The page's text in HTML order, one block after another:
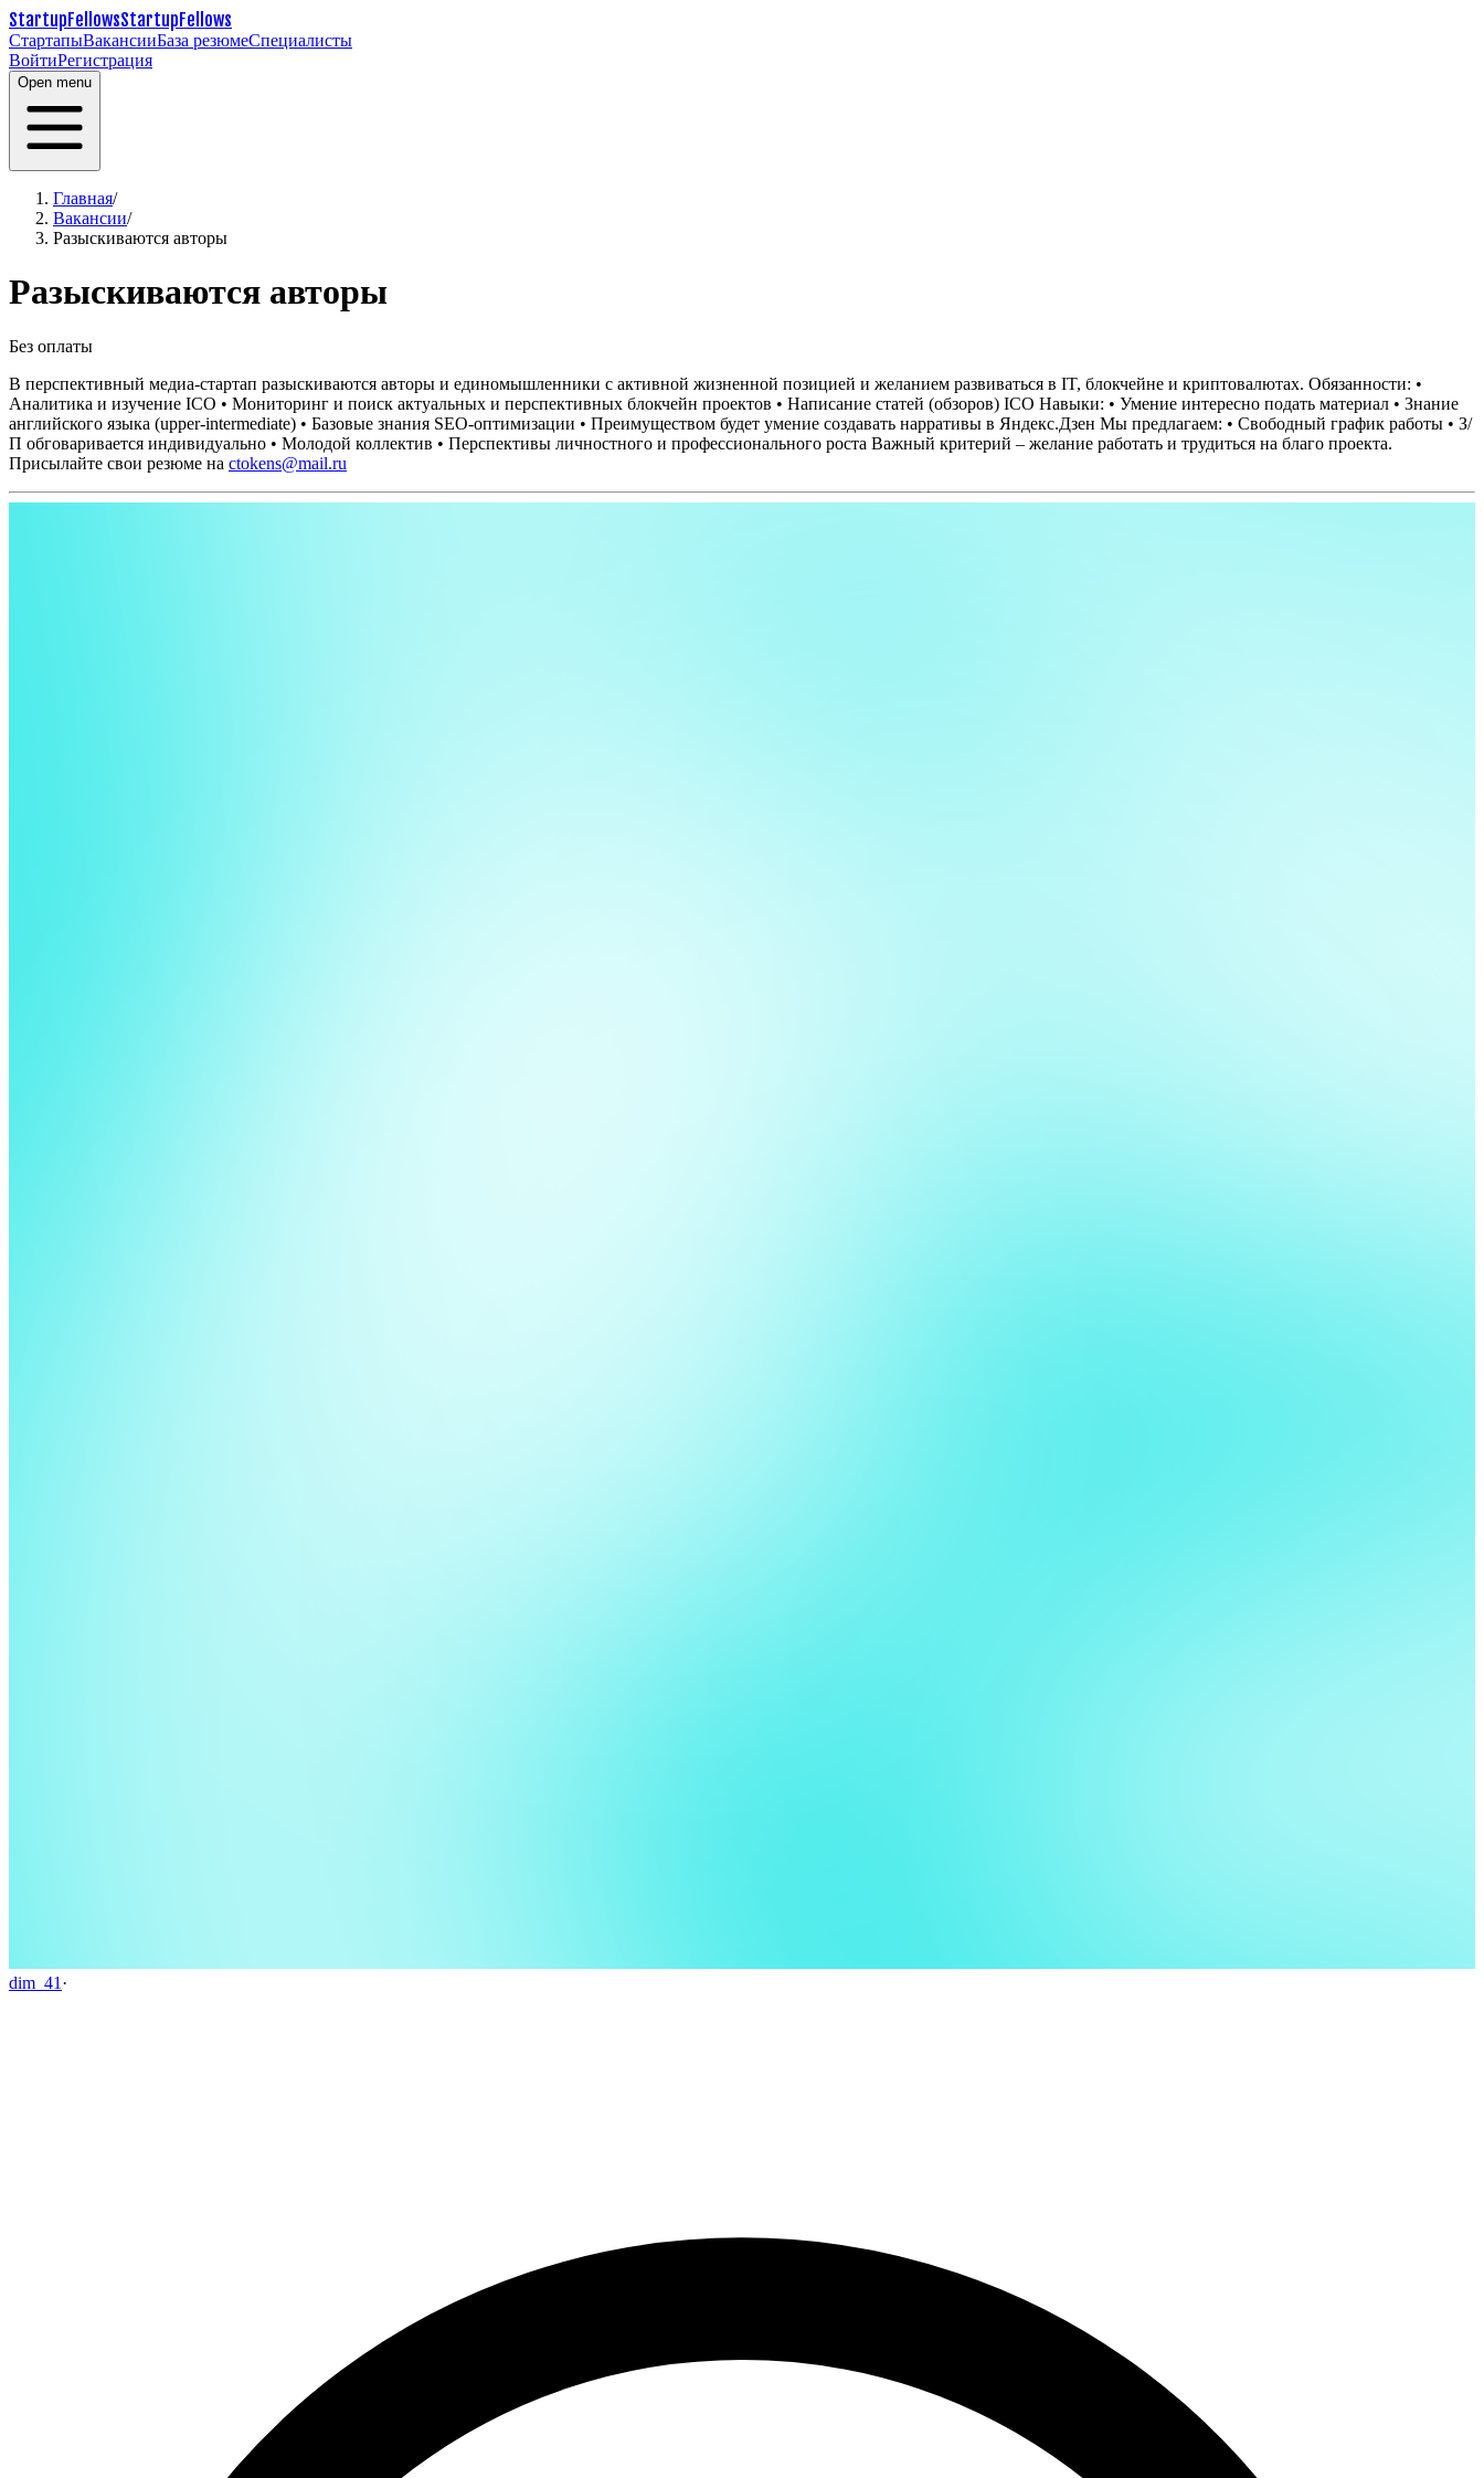
StartupFellowsStartupFellows
СтартапыВакансииБаза резюмеСпециалисты
ВойтиРегистрация
Open menu
Главная/
Вакансии/
Разыскиваются авторы
Разыскиваются авторы
Без оплаты
В перспективный медиа-стартап разыскиваются авторы и единомышленники с активной жизненной позицией и желанием развиваться в IT, блокчейне и криптовалютах. Обязанности: •
Аналитика и изучение ICO • Мониторинг и поиск актуальных и перспективных блокчейн проектов • Написание статей (обзоров) ICO Навыки: • Умение интересно подать материал • Знание
английского языка (upper-intermediate) • Базовые знания SEO-оптимизации • Преимуществом будет умение создавать нарративы в Яндекс.Дзен Мы предлагаем: • Свободный график работы • З/
П обговаривается индивидуально • Молодой коллектив • Перспективы личностного и профессионального роста Важный критерий – желание работать и трудиться на благо проекта.
Присылайте свои резюме на ctokens@mail.ru
dim_41 ·